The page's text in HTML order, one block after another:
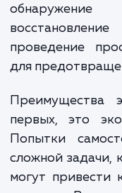
Именно в
сайта от
предлагаем
этой
проведение
для